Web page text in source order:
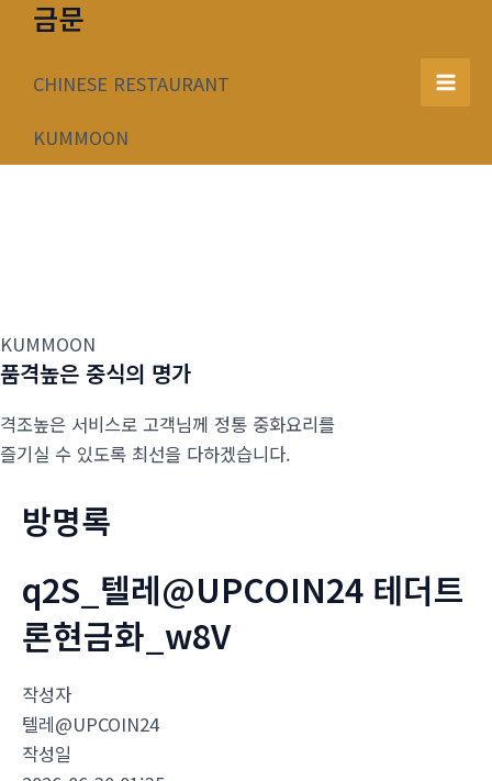
너
금문
CHINESE RESTAURANT
KUMMOON
Main
KUMMOON
품격높은 중식의 명가
격조높은 서비스로 고객님께 정통 중화요리를
즐기실 수 있도록 최선을 다하겠습니다.
방명록
q2S_텔레@UPCOIN24 테더트
론현금화_w8V
작성자
텔레@UPCOIN24
작성일